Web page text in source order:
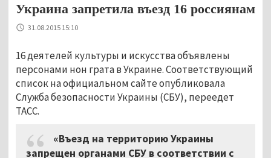
Украина запретила въезд 16 россиянам
31.08.2015 15:10
16 деятелей культуры и искусства объявлены
персонами нон грата в Украине. Соответствующий
список на официальном сайте опубликовала
Служба безопасности Украины (СБУ), переедет
ТАСС.
«Въезд на территорию Украины
запрещен органами СБУ в соответствии с